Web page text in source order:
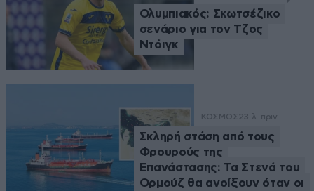
Ολυμπιακός: Σκωτσέζικο
σενάριο για τον Τζος
Ντόιγκ
ΚΟΣΜΟΣ23 λ. πριν
Σκληρή στάση από τους
Φρουρούς της
Επανάστασης: Τα Στενά του
Ορμούζ θα ανοίξουν όταν οι